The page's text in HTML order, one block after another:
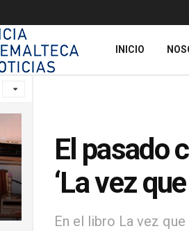
INICIO
El pasado
‘La vez
En el libro La vez